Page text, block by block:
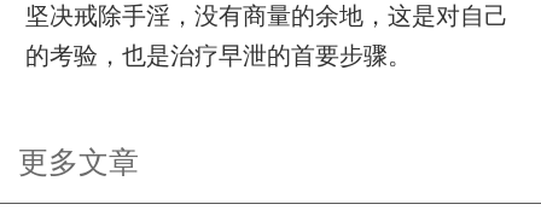
坚决戒除手淫，没有商量的余地，这是对自己
的考验，也是治疗早泄的首要步骤。
更多文章